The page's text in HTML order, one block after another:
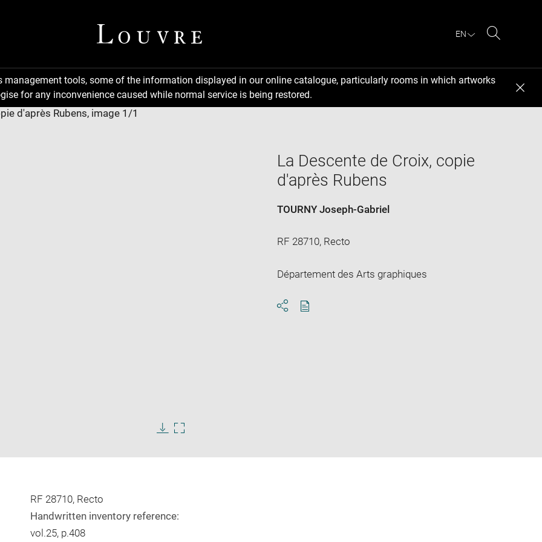
EN
management tools, some of the information displayed in our online catalogue, particularly rooms in which artworks
for any inconvenience caused while normal service is being restored.
La Descente de Croix, copie
d'après Rubens
TOURNY Joseph-Gabriel
RF 28710, Recto
Département des Arts graphiques
RF 28710, Recto
Handwritten inventory reference:
vol.25, p.408